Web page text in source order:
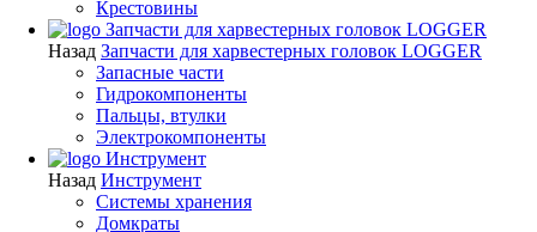
Крестовины
Запчасти для харвестерных головок LOGGER
Назад Запчасти для харвестерных головок LOGGER
Запасные части
Гидрокомпоненты
Пальцы, втулки
Электрокомпоненты
Инструмент
Назад Инструмент
Системы хранения
Домкраты